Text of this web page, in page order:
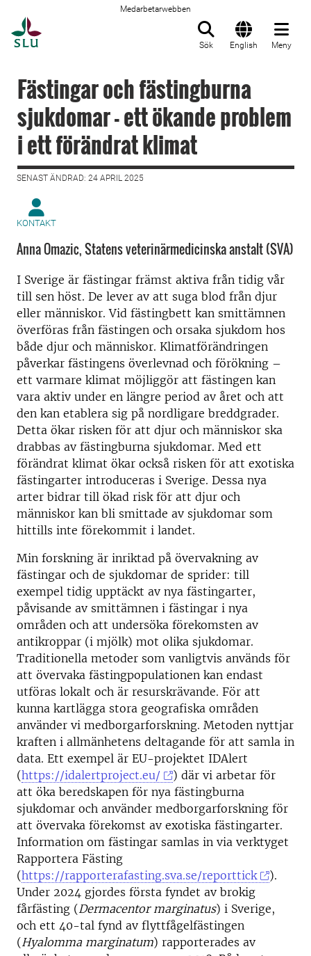
Medarbetarwebben
Sök English Meny
Fästingar och fästingburna
sjukdomar - ett ökande problem
i ett förändrat klimat
SENAST ÄNDRAD: 24 APRIL 2025
KONTAKT
Anna Omazic, Statens veterinärmedicinska anstalt (SVA)
I Sverige är fästingar främst aktiva från tidig vår
till sen höst. De lever av att suga blod från djur
eller människor. Vid fästingbett kan smittämnen
överföras från fästingen och orsaka sjukdom hos
både djur och människor. Klimatförändringen
påverkar fästingens överlevnad och förökning –
ett varmare klimat möjliggör att fästingen kan
vara aktiv under en längre period av året och att
den kan etablera sig på nordligare breddgrader.
Detta ökar risken för att djur och människor ska
drabbas av fästingburna sjukdomar. Med ett
förändrat klimat ökar också risken för att exotiska
fästingarter introduceras i Sverige. Dessa nya
arter bidrar till ökad risk för att djur och
människor kan bli smittade av sjukdomar som
hittills inte förekommit i landet.
Min forskning är inriktad på övervakning av
fästingar och de sjukdomar de sprider: till
exempel tidig upptäckt av nya fästingarter,
påvisande av smittämnen i fästingar i nya
områden och att undersöka förekomsten av
antikroppar (i mjölk) mot olika sjukdomar.
Traditionella metoder som vanligtvis används för
att övervaka fästingpopulationen kan endast
utföras lokalt och är resurskrävande. För att
kunna kartlägga stora geografiska områden
använder vi medborgarforskning. Metoden nyttjar
kraften i allmänhetens deltagande för att samla in
data. Ett exempel är EU-projektet IDAlert
(https://idalertproject.eu/
) där vi arbetar för
att öka beredskapen för nya fästingburna
sjukdomar och använder medborgarforskning för
att övervaka förekomst av exotiska fästingarter.
Information om fästingar samlas in via verktyget
Rapportera Fästing
(https://rapporterafasting.sva.se/reporttick
).
Under 2024 gjordes första fyndet av brokig
fårfästing (Dermacentor marginatus) i Sverige,
och ett 40-tal fynd av flyttfågelfästingen
(Hyalomma marginatum) rapporterades av